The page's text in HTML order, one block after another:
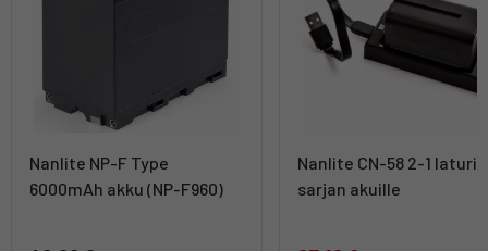
Nanlite NP-F Type
6000mAh akku (NP-F960)
Nanlite CN-58 2-1 laturi
sarjan akuille